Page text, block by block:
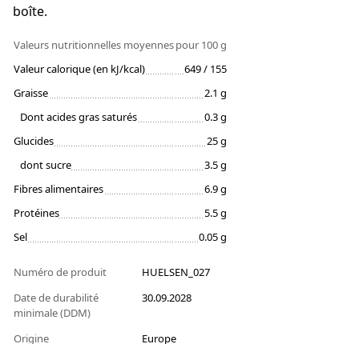
boîte.
Valeurs nutritionnelles moyennespour 100 g
Valeur calorique (en kJ/kcal)
649 / 155
Graisse
2.1 g
Dont acides gras saturés
0.3 g
Glucides
25 g
dont sucre
3.5 g
Fibres alimentaires
6.9 g
Protéines
5.5 g
Sel
0.05 g
Numéro de produit
HUELSEN_027
Date de durabilité
minimale (DDM)
30.09.2028
Origine Europe